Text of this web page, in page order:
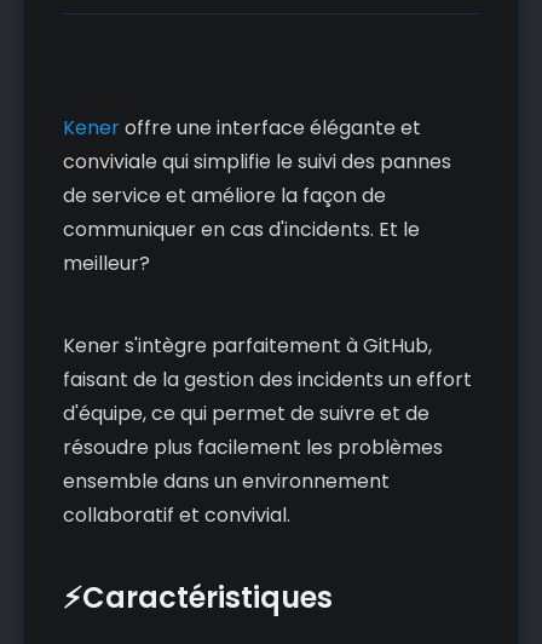
Keneroffre une interface élégante et
conviviale qui simplifie le suivi des pannes
de service et améliore la façon de
communiquer en cas d'incidents. Et le
meilleur?
Kener s'intègre parfaitement à GitHub,
faisant de la gestion des incidents un effort
d'équipe, ce qui permet de suivre et de
résoudre plus facilement les problèmes
ensemble dans un environnement
collaboratif et convivial.
⚡Caractéristiques